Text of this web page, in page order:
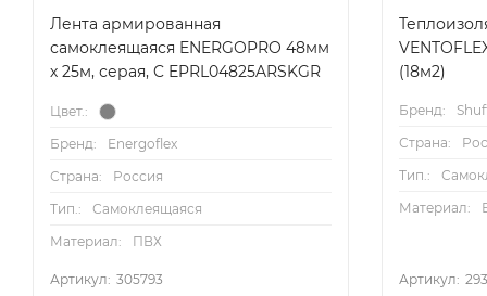
Лента армированная
самоклеящаяся ENERGOPRO 48мм
х 25м, серая, C EPRL04825ARSKGR
Цвет.:
Бренд:
Energoflex
Страна:
Россия
Тип.:
Самоклеящаяся
Материал:
ПВХ
Артикул: 305793
(18м2)
Бренд:
Страна:
Тип.:
Материал:
Артикул: